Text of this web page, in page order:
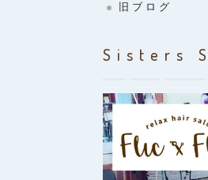
旧ブログ
Sisters